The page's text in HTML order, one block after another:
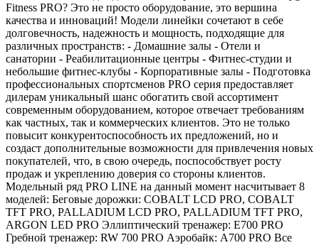
Fitness PRO? Это не просто оборудование, это вершина
качества и инноваций! Модели линейки сочетают в себе
долговечность, надежность и мощность, подходящие для
различных пространств: - Домашние залы - Отели и
санатории - Реабилитационные центры - Фитнес-студии и
небольшие фитнес-клубы - Корпоративные залы - Подготовка
профессиональных спортсменов PRO серия предоставляет
дилерам уникальный шанс обогатить свой ассортимент
современным оборудованием, которое отвечает требованиям
как частных, так и коммерческих клиентов. Это не только
повысит конкурентоспособность их предложений, но и
создаст дополнительные возможности для привлечения новых
покупателей, что, в свою очередь, поспособствует росту
продаж и укреплению доверия со стороны клиентов.
Модельный ряд PRO LINE на данный момент насчитывает 8
моделей: Беговые дорожки: COBALT LCD PRO, COBALT
TFT PRO, PALLADIUM LCD PRO, PALLADIUM TFT PRO,
ARGON LED PRO Эллиптический тренажер: E700 PRO
Гребной тренажер: RW 700 PRO Аэробайк: A700 PRO Все